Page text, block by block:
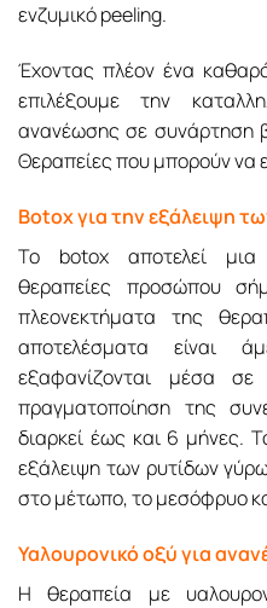
ενζυμικό peeling.
Έχοντας πλέον ένα
επιλέξουμε την
ανανέωσης σε συνάρτηση
Θεραπείες που μπορούν να
Βotox για την εξάλειψη
Το botox αποτελεί μια
θεραπείες προσώπου
πλεονεκτήματα της
αποτελέσματα είναι
εξαφανίζονται μέσα
πραγματοποίηση της
διαρκεί έως και 6 μήνες.
εξάλειψη των ρυτίδων
στο μέτωπο, το μεσόφρυο
Υαλουρονικό οξύ για
Η θεραπεία με